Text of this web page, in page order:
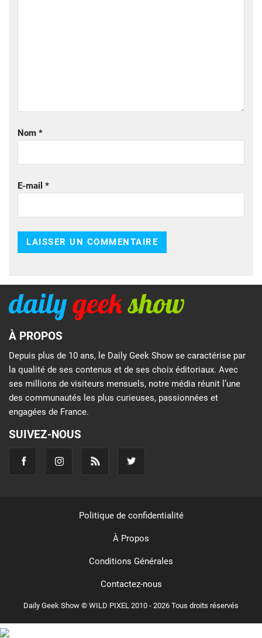
Nom *
E-mail *
À PROPOS
Depuis plus de 10 ans, le Daily Geek Show se caractérise par
la qualité de ses contenus et de ses choix éditoriaux. Avec
ses millions de visiteurs mensuels, notre média réunit l’une
des communautés les plus curieuses, passionnées et
engagées de France.
SUIVEZ-NOUS
Daily Geek Show © WILD PIXEL 2010 - 2026 Tous droits réservés
Politique de confidentialité
À Propos
Conditions Générales
Contactez-nous